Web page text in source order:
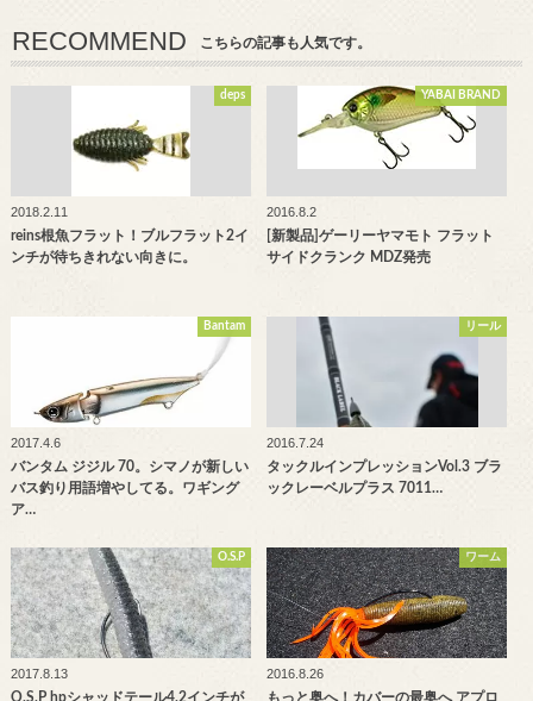
RECOMMEND こちらの記事も人気です。
deps
2018.2.11
reins根魚フラット！ブルフラット2イ
ンチが待ちきれない向きに。
YABAI BRAND
2016.8.2
[新製品]ゲーリーヤマモト フラット
サイドクランク MDZ発売
Bantam
2017.4.6
バンタム ジジル 70。シマノが新しい
バス釣り用語増やしてる。ワギング
ア…
リール
2016.7.24
タックルインプレッションVol.3 ブラ
ックレーベルプラス 7011…
O.S.P
2017.8.13
O.S.P hpシャッドテール4.2インチが
ワーム
2016.8.26
もっと奥へ！カバーの最奥へ アプロ